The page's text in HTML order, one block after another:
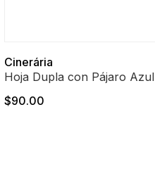
Cinerária
Hoja Dupla con Pájaro Azul
$90.00